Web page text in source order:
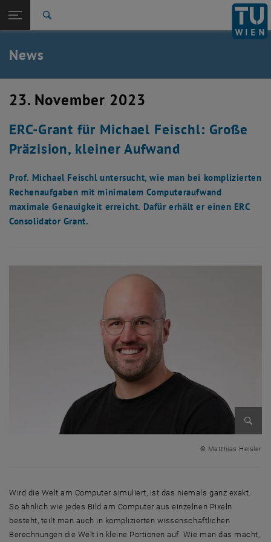
TU Login
Quicklinks
Quicklinks-Menü umschalten
Studium
Zurück: Subseiten von Aktuelles auflisten
Zurück zur letzten Ebene:
Aktuelles
News
News
23. November 2023
ERC-Grant für Michael Feischl: Große
Präzision, kleiner Aufwand
Prof. Michael Feischl untersucht, wie man bei komplizierten
Rechenaufgaben mit minimalem Computeraufwand
maximale Genauigkeit erreicht. Dafür erhält er einen ERC
Consolidator Grant.
© Matthias Heisler
Wird die Welt am Computer simuliert, ist das niemals ganz exakt.
So ähnlich wie jedes Bild am Computer aus einzelnen Pixeln
besteht, teilt man auch in komplizierten wissenschaftlichen
Berechnungen die Welt in kleine Portionen auf. Wie man das macht,